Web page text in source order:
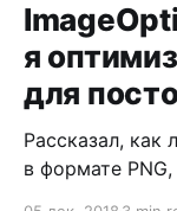
я
для
Рассказал, как
в формате